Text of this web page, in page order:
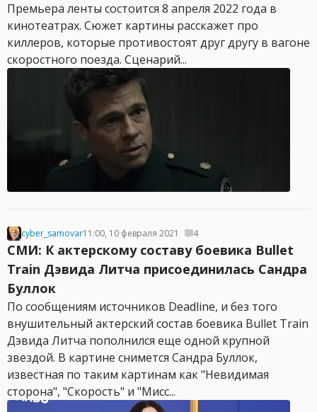
Премьера ленты состоится 8 апреля 2022 года в
кинотеатрах. Сюжет картины расскажет про
киллеров, которые противостоят друг другу в вагоне
скоростного поезда. Сценарий...
cyber_samovar11:00, 10 февраля 2021 4
СМИ: К актерскому составу боевика Bullet
Train Дэвида Литча присоединилась Сандра
Буллок
По сообщениям источников Deadline, и без того
внушительный актерский состав боевика Bullet Train
Дэвида Литча пополнился еще одной крупной
звездой. В картине снимется Сандра Буллок,
известная по таким картинам как "Невидимая
сторона", "Скорость" и "Мисс...